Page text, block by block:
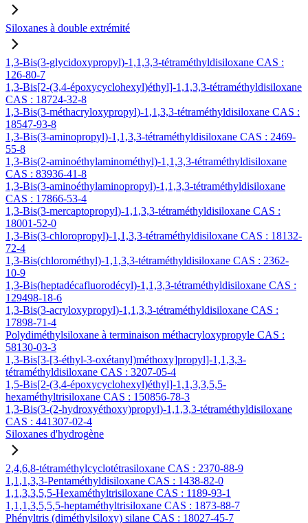
Siloxanes à double extrémité
1,3-Bis(3-glycidoxypropyl)-1,1,3,3-tétraméthyldisiloxane CAS :
126-80-7
1,3-Bis[2-(3,4-époxycyclohexyl)éthyl]-1,1,3,3-tétraméthyldisiloxane
CAS : 18724-32-8
1,3-Bis(3-méthacryloxypropyl)-1,1,3,3-tétraméthyldisiloxane CAS :
18547-93-8
1,3-Bis(3-aminopropyl)-1,1,3,3-tétraméthyldisiloxane CAS : 2469-
55-8
1,3-Bis(2-aminoéthylaminométhyl)-1,1,3,3-tétraméthyldisiloxane
CAS : 83936-41-8
1,3-Bis(3-aminoéthylaminopropyl)-1,1,3,3-tétraméthyldisiloxane
CAS : 17866-53-4
1,3-Bis(3-mercaptopropyl)-1,1,3,3-tétraméthyldisiloxane CAS :
18001-52-0
1,3-Bis(3-chloropropyl)-1,1,3,3-tétraméthyldisiloxane CAS : 18132-
72-4
1,3-Bis(chlorométhyl)-1,1,3,3-tétraméthyldisiloxane CAS : 2362-
10-9
1,3-Bis(heptadécafluorodécyl)-1,1,3,3-tétraméthyldisiloxane CAS :
129498-18-6
1,3-Bis(3-acryloxypropyl)-1,1,3,3-tétraméthyldisiloxane CAS :
17898-71-4
Polydiméthylsiloxane à terminaison méthacryloxypropyle CAS :
58130-03-3
1,3-Bis[3-[3-éthyl-3-oxétanyl)méthoxy]propyl]-1,1,3,3-
tétraméthyldisiloxane CAS : 3207-05-4
1,5-Bis[2-(3,4-époxycyclohexyl)éthyl]-1,1,3,3,5,5-
hexaméthyltrisiloxane CAS : 150856-78-3
1,3-Bis(3-(2-hydroxyéthoxy)propyl)-1,1,3,3-tétraméthyldisiloxane
CAS : 441307-02-4
Siloxanes d'hydrogène
2,4,6,8-tétraméthylcyclotétrasiloxane CAS : 2370-88-9
1,1,1,3,3-Pentaméthyldisiloxane CAS : 1438-82-0
1,1,3,3,5,5-Hexaméthyltrisiloxane CAS : 1189-93-1
1,1,1,3,5,5,5-heptaméthyltrisiloxane CAS : 1873-88-7
Phényltris (diméthylsiloxy) silane CAS : 18027-45-7